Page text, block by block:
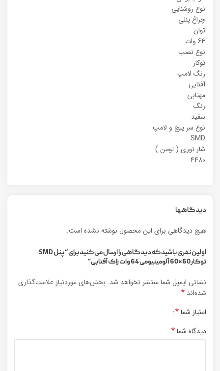
نوع روشنایی
چراغ پنلی
توان
64 وات
نوع نصب
توکار
رنگ لامپ
آفتابی
مهتابی
رنگ
سفید
نوع سر پیچ و لامپ
SMD
شار نوری ( لومن )
4480
دیدگاهها
هیچ دیدگاهی برای این محصول نوشته نشده است.
اولین نفری باشید که دیدگاهی را ارسال می کنید برای “پنل SMD
توکار60×60 آلومینیومی 64 وات زاک آفتابی”
نشانی ایمیل شما منتشر نخواهد شد. بخش‌های موردنیاز علامت‌گذاری
شده‌اند *
امتیاز شما*
دیدگاه شما*